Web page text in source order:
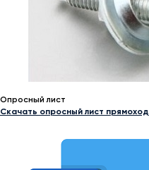
Опросный лист
Скачать опросный лист